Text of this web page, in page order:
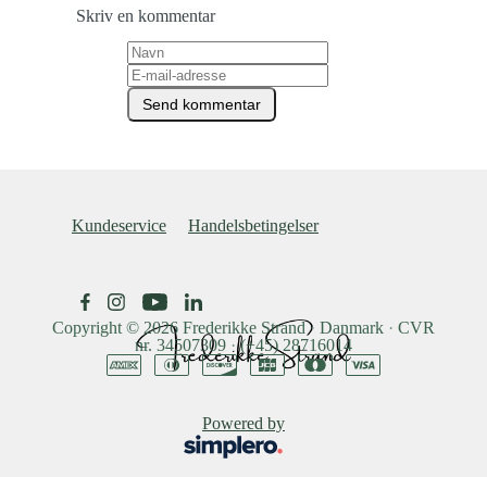
Skriv en kommentar
Kundeservice Handelsbetingelser
Copyright © 2026 Frederikke Strand· Danmark · CVR
nr. 34507309 ·(+45) 28716014
Powered by